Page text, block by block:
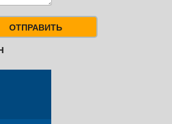
ОТПРАВИТЬ